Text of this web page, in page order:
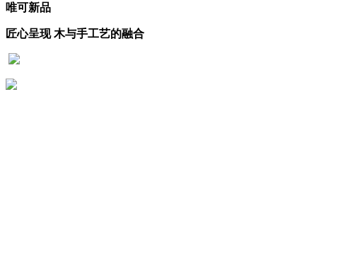
唯可新品
匠心呈现 木与手工艺的融合